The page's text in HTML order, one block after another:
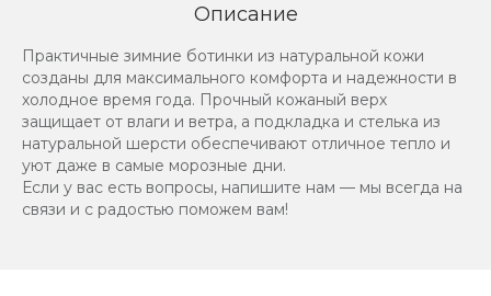
Описание
Практичные зимние ботинки из натуральной кожи
созданы для максимального комфорта и надежности в
холодное время года. Прочный кожаный верх
защищает от влаги и ветра, а подкладка и стелька из
натуральной шерсти обеспечивают отличное тепло и
уют даже в самые морозные дни.
Если у вас есть вопросы, напишите нам — мы всегда на
связи и с радостью поможем вам!